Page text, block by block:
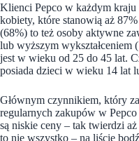
Klienci Pepco w każdym
kobiety, które stanowią aż
(68%) to też osoby aktywne
lub wyższym wykształceniem
jest w wieku od 25 do 45 lat.
posiada dzieci w wieku 14 lat
Głównym czynnikiem, który
regularnych zakupów w
są niskie ceny – tak twierdzi
to nie wszystko – na liście